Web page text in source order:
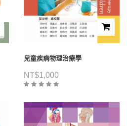
兒童疾病物理治療學
NT$1,000